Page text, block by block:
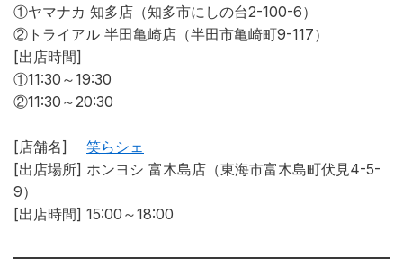
①ヤマナカ 知多店（知多市にしの台2-100-6）
②トライアル 半田亀崎店（半田市亀崎町9-117）
[出店時間]
①11:30～19:30
②11:30～20:30
[店舗名] 笑らシェ
[出店場所] ホンヨシ 富木島店（東海市富木島町伏見4-5-
9）
[出店時間] 15:00～18:00